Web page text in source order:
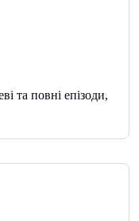
та повні епізоди,